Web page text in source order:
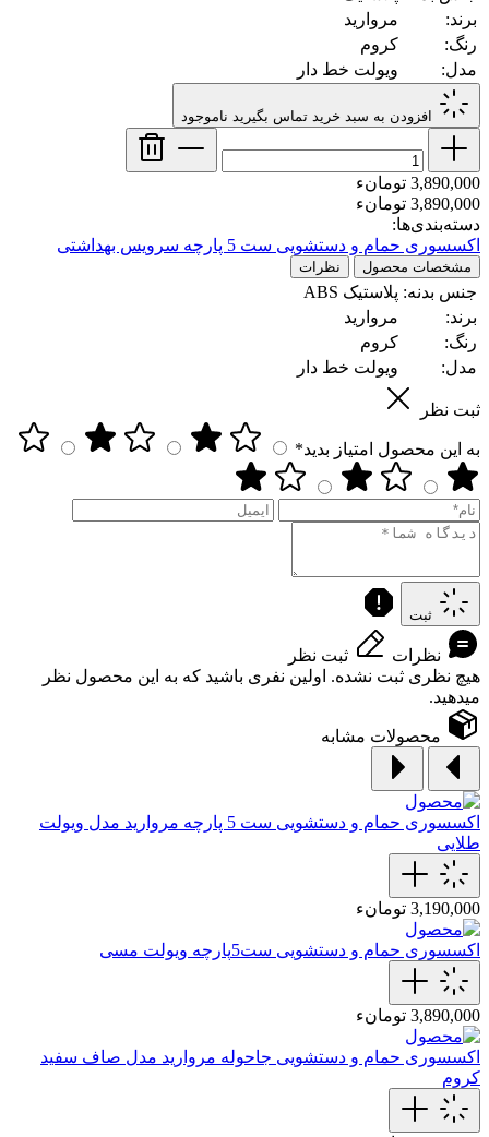
برند:
مروارید
رنگ:
کروم
مدل:
ویولت خط دار
افزودن به سبد خرید تماس بگیرید ناموجود
3,890,000 تومانء
3,890,000 تومانء
دسته‌بندی‌ها:
اکسسوری حمام و دستشویی ست 5 پارچه سرویس بهداشتی
مشخصات محصول نظرات
جنس بدنه: پلاستیک ABS
برند:
مروارید
رنگ:
کروم
مدل:
ویولت خط دار
ثبت نظر
به این محصول امتیاز بدید*
ثبت
نظرات
ثبت نظر
هیچ نظری ثبت نشده. اولین نفری باشید که به این محصول نظر
میدهید.
محصولات مشابه
اکسسوری حمام و دستشویی
ست‌ 5‌ پارچه‌ مروارید مدل ویولت
طلایی
3,190,000 تومانء
اکسسوری حمام و دستشویی ست‌5‌پارچه‌ ویولت مسی
3,890,000 تومانء
اکسسوری حمام و دستشویی جاحوله مروارید مدل صاف سفید
کروم